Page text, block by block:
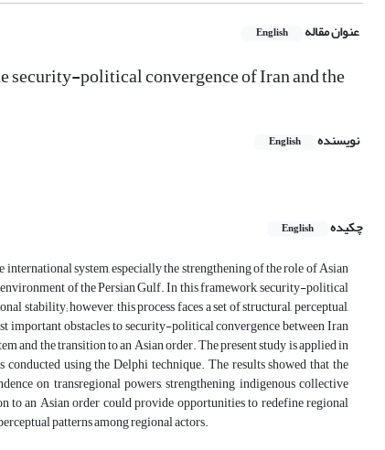
عنوان مقاله English
political convergence of Iran and the
نویسنده English
چکیده
English
system, especially the strengthening of the role of Asian
of the Persian Gulf.In this framework, security-political
stability;however, this process faces a set of structural, perceptual,
important obstacles to security-political convergence between Iran
and the transition to an Asian order.The present study is applied in
using the Delphi technique.The results showed that the
on transregional powers, strengthening indigenous collective
to an Asian order could provide opportunities to redefine regional
patterns among regional actors.